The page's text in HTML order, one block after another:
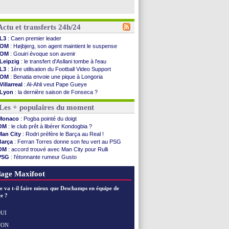
et transferts 24h/24
L3 : Caen premier leader
OM : Højbjerg, son agent maintient le suspense
OM : Gouiri évoque son avenir
Leipzig : le transfert d'Asllani tombe à l'eau
L3 : 1ère utilisation du Football Video Support
OM : Benatia envoie une pique à Longoria
Villarreal : Al-Ahli veut Pape Gueye
Lyon : la dernière saison de Fonseca ?
OM: un nouveau prétendant pour Højbjerg
Brest: un gardien norvégien en approche ?
OM: McCourt a versé 120 M€ en 2026
PSG: 4 retours dans le groupe face à Man Utd ...
Nice: Kevin Carlos va partir en Italie
L1: prison avec sursis requis contre un arbitre
Leganés: c'est signé pour Luca Zidane (off.)
Atletico: Ruggeri en route pour Aston Villa
Monaco: Filipe Luis soutient Biereth
PSG : Nsoki va signer en Croatie
Real: Mastantuono prêté à la Fiorentina (off.)
Man City
Palace
+ populaires du moment
: Pogba pointé du doigt
: le club prêt à libérer Kondogbia ?
City : Rodri préfère le Barça au Real !
: Ferran Torres donne son feu vert au PSG
: accord trouvé avec Man City pour Rulli
: l'étonnante rumeur Gusto
: Owori battu à mort à Kampala
Maxifoot
va t-il faire mieux que Deschamps en équipe de
?